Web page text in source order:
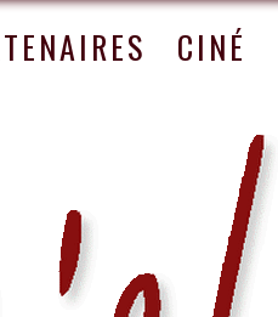
CINÉ